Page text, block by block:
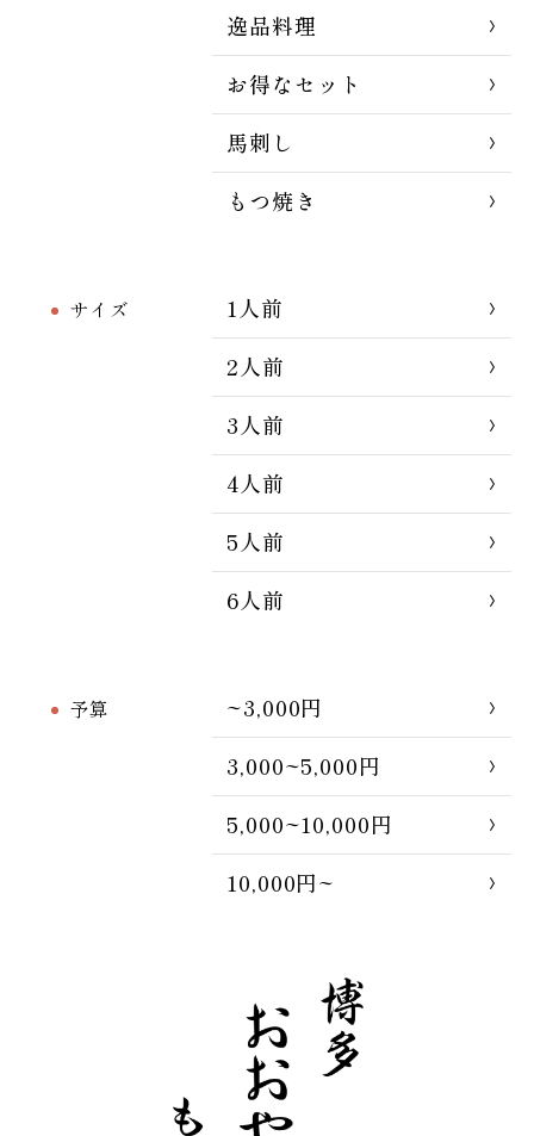
逸品料理
お得なセット
馬刺し
もつ焼き
サイズ
1人前
2人前
3人前
4人前
5人前
6人前
予算
~3,000円
3,000~5,000円
5,000~10,000円
10,000円~